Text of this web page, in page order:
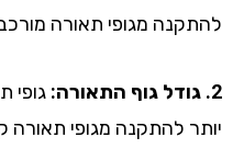
מגופי תאורה מורכבים.
גופי תאורה
להתקנה מגופי תאורה